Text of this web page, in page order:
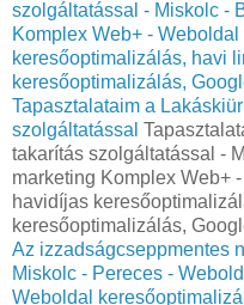
szolgáltatással - Miskolc -
Komplex Web+ -
keresőoptimalizálás, havi
keresőoptimalizálás,
Tapasztalataim a
szolgáltatással
takarítás szolgáltatással -
marketing Komplex Web+
havidíjas
keresőoptimalizálás,
Az izzadságcseppmentes
Miskolc - Pereces -
Weboldal